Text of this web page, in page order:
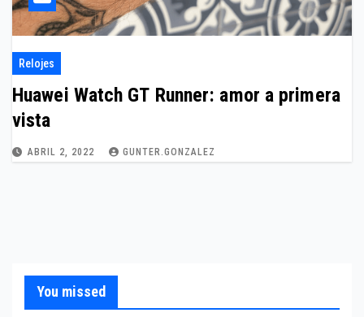
Relojes
Huawei Watch GT Runner: amor a primera
vista
ABRIL 2, 2022 GUNTER.GONZALEZ
You missed